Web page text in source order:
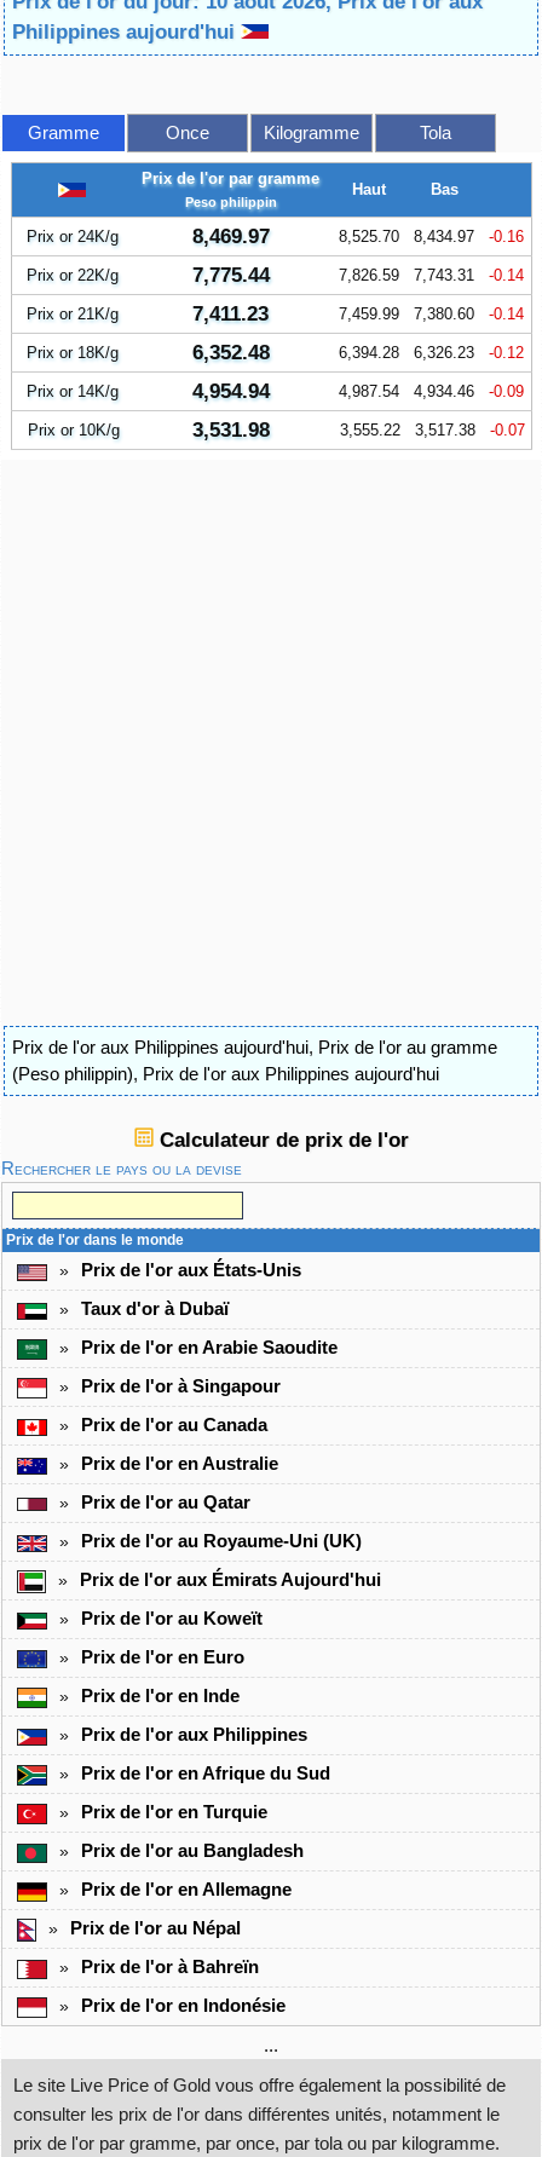
Philippines aujourd'hui
Gramme Once Kilogramme Tola
Prix de l'or par gramme
Peso philippin
Haut Bas
Prix or 24K/g 8,469.97 8,525.70 8,434.97 -0.16
Prix or 22K/g 7,775.44 7,826.59 7,743.31 -0.14
Prix or 21K/g 7,411.23 7,459.99 7,380.60 -0.14
Prix or 18K/g 6,352.48 6,394.28 6,326.23 -0.12
Prix or 14K/g 4,954.94 4,987.54 4,934.46 -0.09
Prix or 10K/g 3,531.98 3,555.22 3,517.38 -0.07
Prix de l'or aux Philippines aujourd'hui, Prix de l'or au gramme
(Peso philippin), Prix de l'or aux Philippines aujourd'hui
Calculateur de prix de l'or
Rechercher le pays ou la devise
Prix de l'or dans le monde
» Prix de l'or aux États-Unis
» Taux d'or à Dubaï
» Prix de l'or en Arabie Saoudite
» Prix de l'or à Singapour
» Prix de l'or au Canada
» Prix de l'or en Australie
» Prix de l'or au Qatar
» Prix de l'or au Royaume-Uni (UK)
» Prix de l'or aux Émirats Aujourd'hui
» Prix de l'or au Koweït
» Prix de l'or en Euro
» Prix de l'or en Inde
» Prix de l'or aux Philippines
» Prix de l'or en Afrique du Sud
» Prix de l'or en Turquie
» Prix de l'or au Bangladesh
» Prix de l'or en Allemagne
» Prix de l'or au Népal
» Prix de l'or à Bahreïn
» Prix de l'or en Indonésie
...
Le site Live Price of Gold vous offre également la possibilité de
consulter les prix de l'or dans différentes unités, notamment le
prix de l'or par gramme, par once, par tola ou par kilogramme.